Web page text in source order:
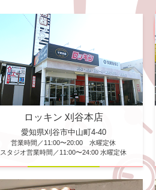
ロッキン 刈谷本店
愛知県刈谷市中山町4-40
営業時間／11:00〜20:00 水曜定休
スタジオ営業時間／11:00〜24:00 水曜定休